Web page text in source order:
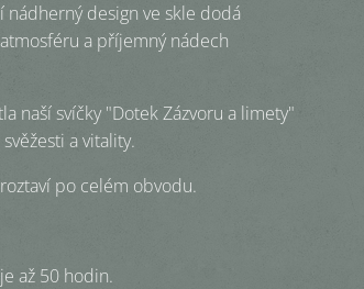
nádherný design ve skle dodá
a příjemný nádech
naší svíčky "Dotek Zázvoru a limety"
a vitality.
po celém obvodu.
až 50 hodin.